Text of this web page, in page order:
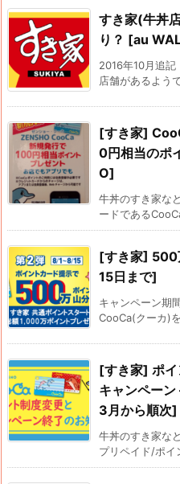
すき家(牛丼
り？ [au
2016年10月追記
店舗があるよう
[すき家]
0円相当のポ
O]
牛丼のすき家な
ードである
[すき家] 500
15日まで]
キャンペーン期
CooCa(クーカ)
[すき家] ポイ
キャンペー
3月から順次]
牛丼のすき家な
プリペイド/ポイ